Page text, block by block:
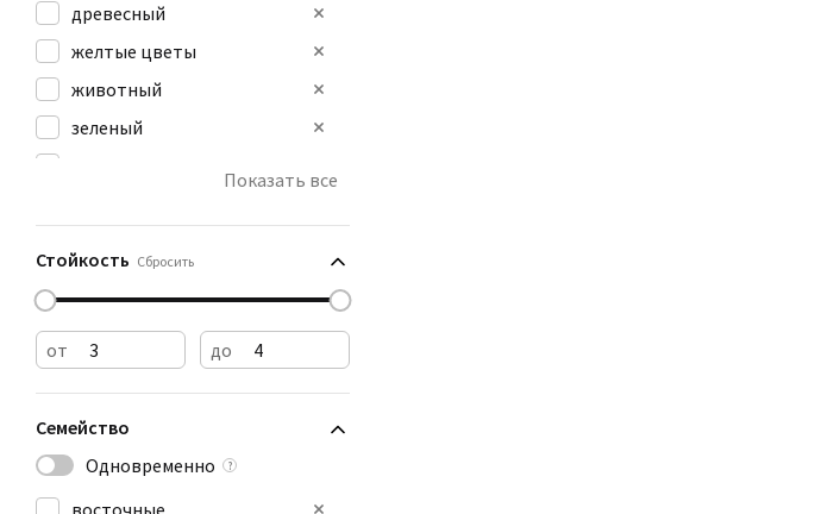
древесный
желтые цветы
животный
зеленый
Показать все
Стойкость Сбросить
от до
Семейство
Одновременно
?
восточные